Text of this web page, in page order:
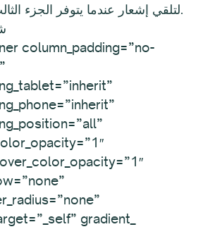
الإخبارية CVS لتلقي إشعار عندما يتوفر الجزء الثالث.
column_padding=”no-
gradient_